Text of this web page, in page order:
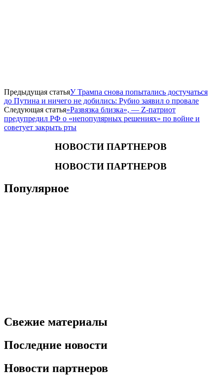
Предыдущая статья​У Трампа снова попытались достучаться
до Путина и ничего не добились: Рубио заявил о провале
Следующая статья​»Развязка близка», — Z-патриот
предупредил РФ о «непопулярных решениях» по войне и
советует закрыть рты
НОВОСТИ ПАРТНЕРОВ
НОВОСТИ ПАРТНЕРОВ
Популярное
Свежие материалы
Последние новости
Новости партнеров